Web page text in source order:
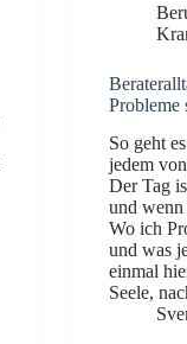
Probleme
So geht
jedem
Der Tag
und
Wo ich
und was
einmal
Seele,